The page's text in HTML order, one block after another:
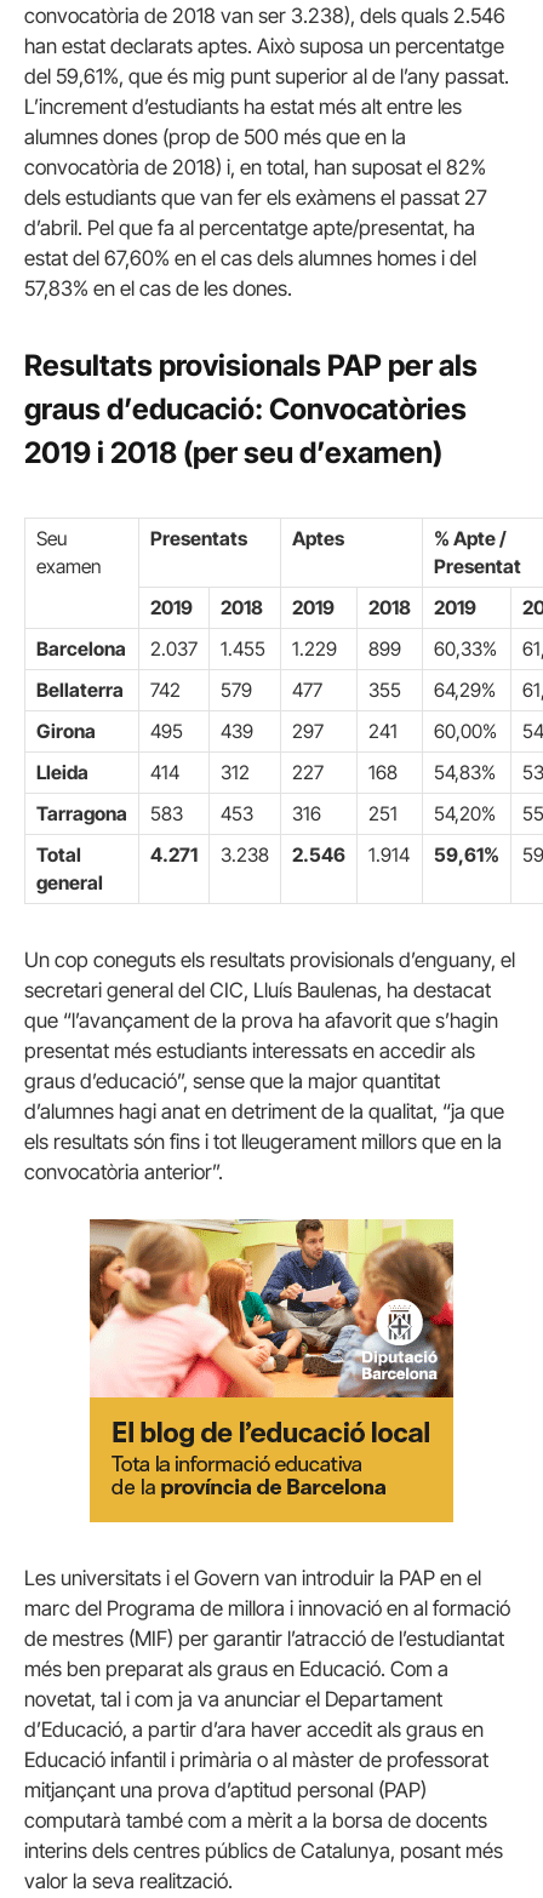
convocatòria de 2018 van ser 3.238), dels quals 2.546
han estat declarats aptes. Això suposa un percentatge
del 59,61%, que és mig punt superior al de l’any passat.
L’increment d’estudiants ha estat més alt entre les
alumnes dones (prop de 500 més que en la
convocatòria de 2018) i, en total, han suposat el 82%
dels estudiants que van fer els exàmens el passat 27
d’abril. Pel que fa al percentatge apte/presentat, ha
estat del 67,60% en el cas dels alumnes homes i del
57,83% en el cas de les dones.
Resultats provisionals PAP per als
graus d’educació: Convocatòries
2019 i 2018 (per seu d’examen)
Seu
examen
Presentats Aptes
% Apte /
Presentat
2019
2018 2019 2018 2019
Barcelona
2.037 1.455 1.229 899 60,33%
Bellaterra
742 579 477 355 64,29%
Girona
495 439 297 241 60,00%
Lleida
414 312 227 168 54,83%
Tarragona
583 453 316 251 54,20%
Total
general
4.271 3.238 2.546 1.914 59,61%
Un cop coneguts els resultats provisionals d’enguany, el
secretari general del CIC, Lluís Baulenas, ha destacat
que “l’avançament de la prova ha afavorit que s’hagin
presentat més estudiants interessats en accedir als
graus d’educació”, sense que la major quantitat
d’alumnes hagi anat en detriment de la qualitat, “ja que
els resultats són fins i tot lleugerament millors que en la
convocatòria anterior”.
Les universitats i el Govern van introduir la PAP en el
marc del Programa de millora i innovació en al formació
de mestres (MIF) per garantir l’atracció de l’estudiantat
més ben preparat als graus en Educació. Com a
novetat, tal i com ja va anunciar el Departament
d’Educació, a partir d’ara haver accedit als graus en
Educació infantil i primària o al màster de professorat
mitjançant una prova d’aptitud personal (PAP)
computarà també com a mèrit a la borsa de docents
interins dels centres públics de Catalunya, posant més
valor la seva realització.